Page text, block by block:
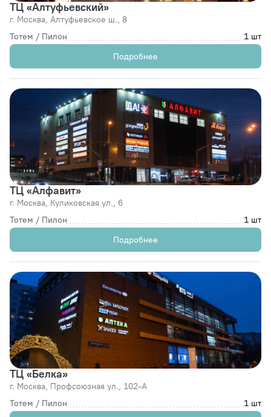
ТЦ «Алтуфьевский»
г. Москва, Алтуфьевское ш., 8
Тотем / Пилон
1 шт
Подробнее
ТЦ «Алфавит»
г. Москва, Куликовская ул., 6
Тотем / Пилон
1 шт
Подробнее
ТЦ «Белка»
г. Москва, Профсоюзная ул., 102-А
Тотем / Пилон
1 шт